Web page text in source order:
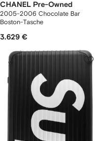
CHANEL Pre-Owned
2005-2006 Chocolate Bar
Boston-Tasche
3.629 €